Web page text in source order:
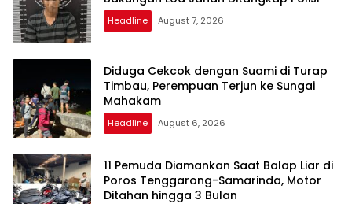
Headline August 7, 2026
Diduga Cekcok dengan Suami di Turap
Timbau, Perempuan Terjun ke Sungai
Mahakam
Headline August 6, 2026
11 Pemuda Diamankan Saat Balap Liar di
Poros Tenggarong-Samarinda, Motor
Ditahan hingga 3 Bulan